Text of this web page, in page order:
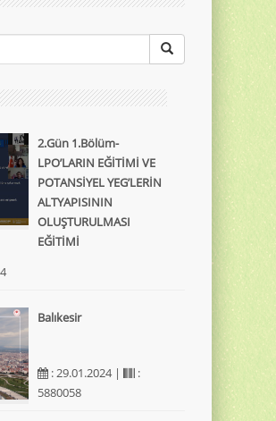
2.Gün 1.Bölüm-
LPO’LARIN EĞİTİMİ VE
POTANSİYEL YEG’LERİN
ALTYAPISININ
OLUŞTURULMASI
EĞİTİMİ
Balıkesir
: 29.01.2024 |
:
5880058